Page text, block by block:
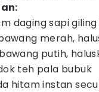
daging sapi
merah,
putih,
teh pala bubuk
hitam instan